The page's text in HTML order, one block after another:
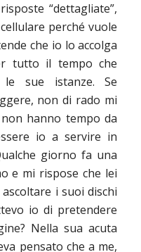
“dettagliate”,
perché vuole
che io lo accolga
tutto il tempo che
le sue istanze. Se
non di rado mi
hanno tempo da
io a servire in
giorno fa una
e mi rispose che lei
i suoi dischi
io di pretendere
Nella sua acuta
pensato che a me,